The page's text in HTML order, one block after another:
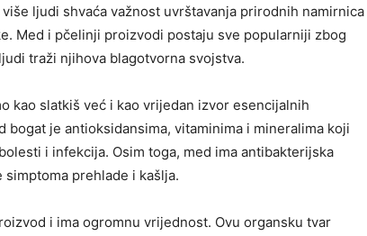
ljudi shvaća važnost uvrštavanja prirodnih namirnica
Med i pčelinji proizvodi postaju sve popularniji zbog
traži njihova blagotvorna svojstva.
kao slatkiš već i kao vrijedan izvor esencijalnih
je antioksidansima, vitaminima i mineralima koji
i infekcija. Osim toga, med ima antibakterijska
prehlade i kašlja.
i ima ogromnu vrijednost. Ovu organsku tvar